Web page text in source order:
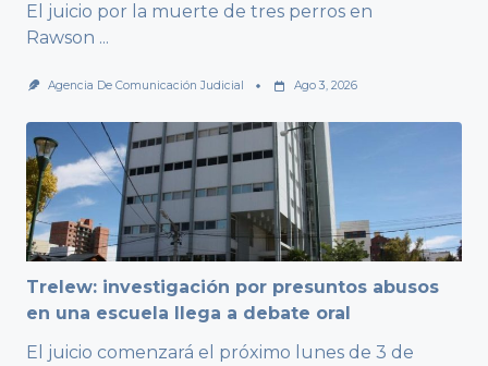
El juicio por la muerte de tres perros en
Rawson ...
Agencia De Comunicación Judicial Ago 3, 2026
Trelew: investigación por presuntos abusos
en una escuela llega a debate oral
El juicio comenzará el próximo lunes de 3 de